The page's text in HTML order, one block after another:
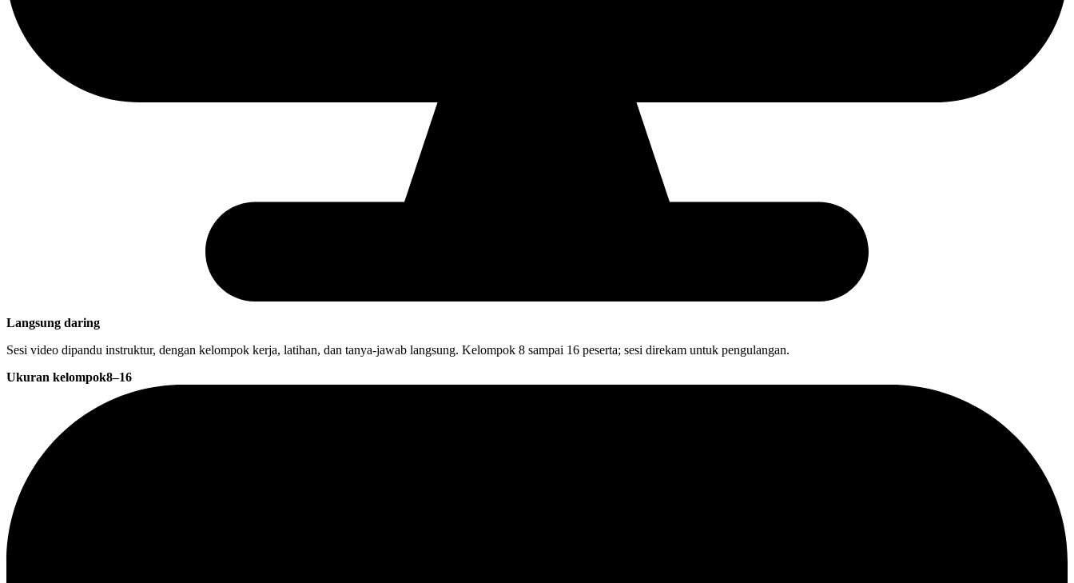
Langsung daring
Sesi video dipandu instruktur, dengan kelompok kerja, latihan, dan tanya-jawab langsung. Kelompok 8 sampai 16 peserta; sesi direkam untuk pengulangan.
Ukuran kelompok8–16